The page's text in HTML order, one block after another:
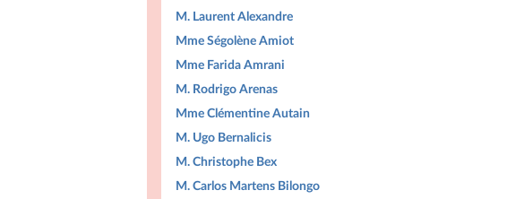
M. Laurent Alexandre
Mme Ségolène Amiot
Mme Farida Amrani
M. Rodrigo Arenas
Mme Clémentine Autain
M. Ugo Bernalicis
M. Christophe Bex
M. Carlos Martens Bilongo